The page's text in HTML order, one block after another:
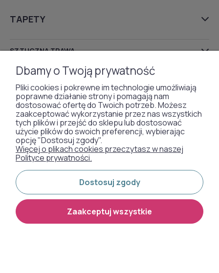
TAPETY
SZTUCZNA TRAWA
WYKŁADZINY DYWANOWE
Otrzymaliśmy
odznakę od naszych
klientów:
Metody płatności:
Dostawa:
Dbamy o Twoją prywatność
Pliki cookies i pokrewne im technologie umożliwiają
poprawne działanie strony i pomagają nam
dostosować ofertę do Twoich potrzeb. Możesz
zaakceptować wykorzystanie przez nas wszystkich
tych plików i przejść do sklepu lub dostosować
użycie plików do swoich preferencji, wybierając
opcję "Dostosuj zgody".
Więcej o plikach cookies przeczytasz w naszej
Polityce prywatności.
Dostosuj zgody
Zaakceptuj wszystkie